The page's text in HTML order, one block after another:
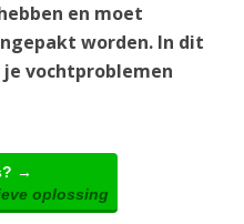
en moet
worden. In dit
vochtproblemen
→
oplossing